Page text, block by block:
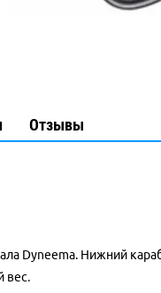
Отзывы
Dyneema. Нижний
вес.